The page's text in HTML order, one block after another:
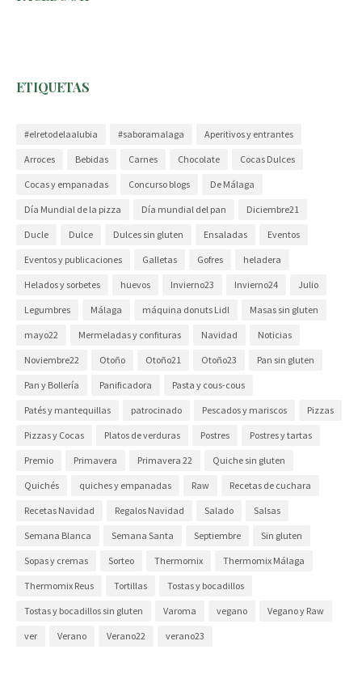
ETIQUETAS
#elretodelaalubia #saboramalaga Aperitivos y entrantes
Arroces Bebidas Carnes Chocolate Cocas Dulces
Cocas y empanadas Concurso blogs De Málaga
Día Mundial de la pizza Día mundial del pan Diciembre21
Ducle Dulce Dulces sin gluten Ensaladas Eventos
Eventos y publicaciones Galletas Gofres heladera
Helados y sorbetes huevos Invierno23 Invierno24 Julio
Legumbres Málaga máquina donuts Lidl Masas sin gluten
mayo22 Mermeladas y confituras Navidad Noticias
Noviembre22 Otoño Otoño21 Otoño23 Pan sin gluten
Pan y Bollería Panificadora Pasta y cous-cous
Patés y mantequillas patrocinado Pescados y mariscos Pizzas
Pizzas y Cocas Platos de verduras Postres Postres y tartas
Premio Primavera Primavera 22 Quiche sin gluten
Quichés quiches y empanadas Raw Recetas de cuchara
Recetas Navidad Regalos Navidad Salado Salsas
Semana Blanca Semana Santa Septiembre Sin gluten
Sopas y cremas Sorteo Thermomix Thermomix Málaga
Thermomix Reus Tortillas Tostas y bocadillos
Tostas y bocadillos sin gluten Varoma vegano Vegano y Raw
ver Verano Verano22 verano23